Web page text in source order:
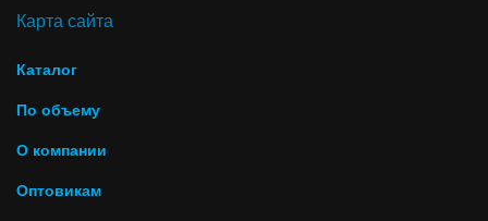
Карта сайта
Каталог
По объему
О компании
Оптовикам